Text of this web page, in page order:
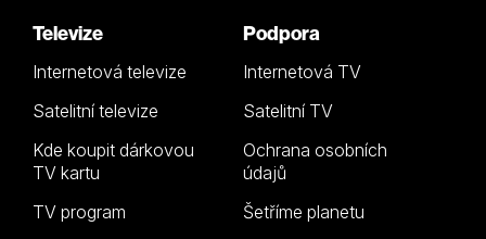
Televize
Internetová televize
Satelitní televize
Kde koupit dárkovou
TV kartu
TV program
Podpora
Internetová TV
Satelitní TV
Ochrana osobních
údajů
Šetříme planetu